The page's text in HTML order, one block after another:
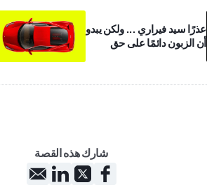
عذرًا سيد فيراري ... ولكن يبدو
أن الزبون دائمًا على حق
شارك هذه القصة